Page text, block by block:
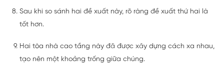
Sau khi so sánh hai đề xuất này, rõ ràng đề xuất thứ hai là
tốt hơn.
Hai tòa nhà cao tầng này đã được xây dựng cách xa nhau,
tạo nên một khoảng trống giữa chúng.